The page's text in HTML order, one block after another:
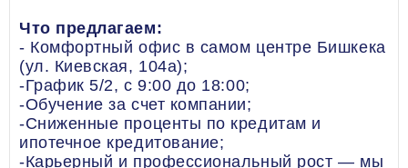
Что предлагаем:
- Комфортный офис в самом центре Бишкека
(ул. Киевская, 104а);
-График 5/2, с 9:00 до 18:00;
-Обучение за счет компании;
-Сниженные проценты по кредитам и
ипотечное кредитование;
-Карьерный и профессиональный рост — мы